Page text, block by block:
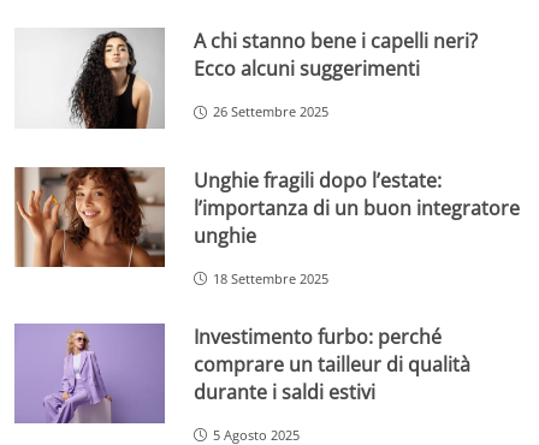
A chi stanno bene i capelli neri?
Ecco alcuni suggerimenti
26 Settembre 2025
Unghie fragili dopo l’estate:
l’importanza di un buon integratore
unghie
18 Settembre 2025
Investimento furbo: perché
comprare un tailleur di qualità
durante i saldi estivi
5 Agosto 2025